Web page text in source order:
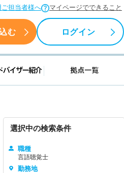
ご担当者様へ マイページでできること
む ログイン
キャリアアドバイザー紹介
選択中の検索条件
職種
言語聴覚士
勤務地